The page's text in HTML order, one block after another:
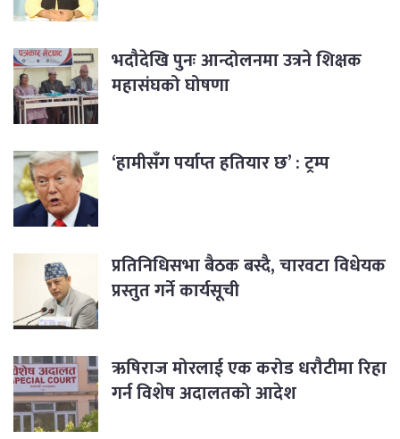
भदौदेखि पुनः आन्दोलनमा उत्रने शिक्षक
महासंघको घोषणा
‘हामीसँग पर्याप्त हतियार छ’ : ट्रम्प
प्रतिनिधिसभा बैठक बस्दै, चारवटा विधेयक
प्रस्तुत गर्ने कार्यसूची
ऋषिराज मोरलाई एक करोड धरौटीमा रिहा
गर्न विशेष अदालतको आदेश